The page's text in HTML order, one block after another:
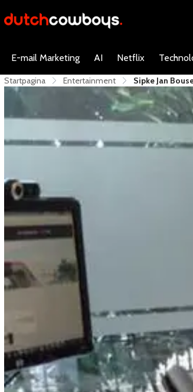
E-mail Marketing AI Netflix
Startpagina Entertainment Sipke Jan